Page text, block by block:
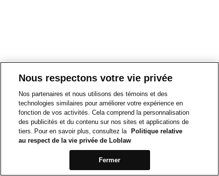
Nous respectons votre vie privée
Nos partenaires et nous utilisons des témoins et des
technologies similaires pour améliorer votre expérience en
fonction de vos activités. Cela comprend la personnalisation
des publicités et du contenu sur nos sites et applications de
tiers. Pour en savoir plus, consultez la
Politique relative
au respect de la vie privée de Loblaw
Fermer